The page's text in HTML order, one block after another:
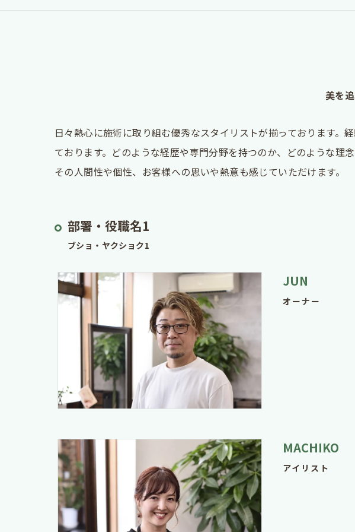
美を
日々熱心に施術に取り組む優秀なスタイリストが揃っております
ております。どのような経歴や専門分野を持つのか、どのような理
その人間性や個性、お客様への思いや熱意も感じていただけます。
部署・役職名1
ブショ・ヤクショク1
JUN
オーナー
MACHIKO
アイリスト